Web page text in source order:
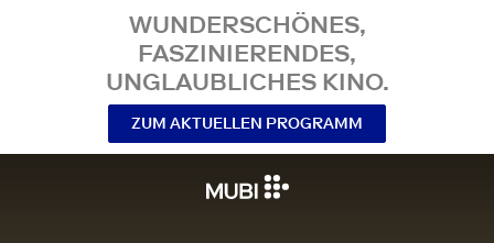
WUNDERSCHÖNES,
FASZINIERENDES,
UNGLAUBLICHES KINO.
ZUM AKTUELLEN PROGRAMM